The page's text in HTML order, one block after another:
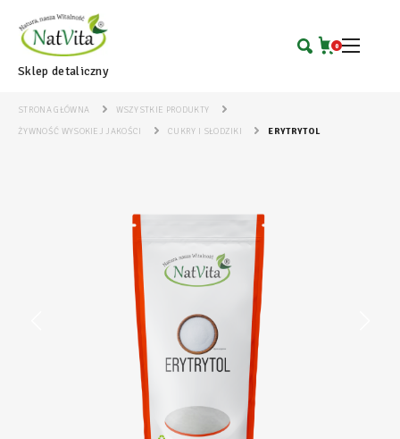
Sklep detaliczny
0
STRONA GŁÓWNA
WSZYSTKIE PRODUKTY
ŻYWNOŚĆ WYSOKIEJ JAKOŚCI
CUKRY I SŁODZIKI ERYTRYTOL